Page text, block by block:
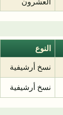
النوع
نسخ أرشيفية
نسخ أرشيفية